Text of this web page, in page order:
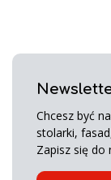
Chcesz być
stolarki,
Zapisz się do